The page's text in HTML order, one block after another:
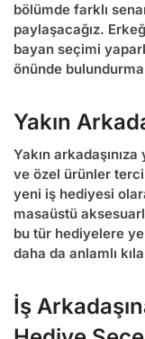
bölümde farklı
paylaşacağız.
bayan seçimi
önünde
Yakın
Yakın
ve özel ürünler
yeni iş hediyesi
masaüstü
bu tür hediyelere
daha da anlamlı
İş